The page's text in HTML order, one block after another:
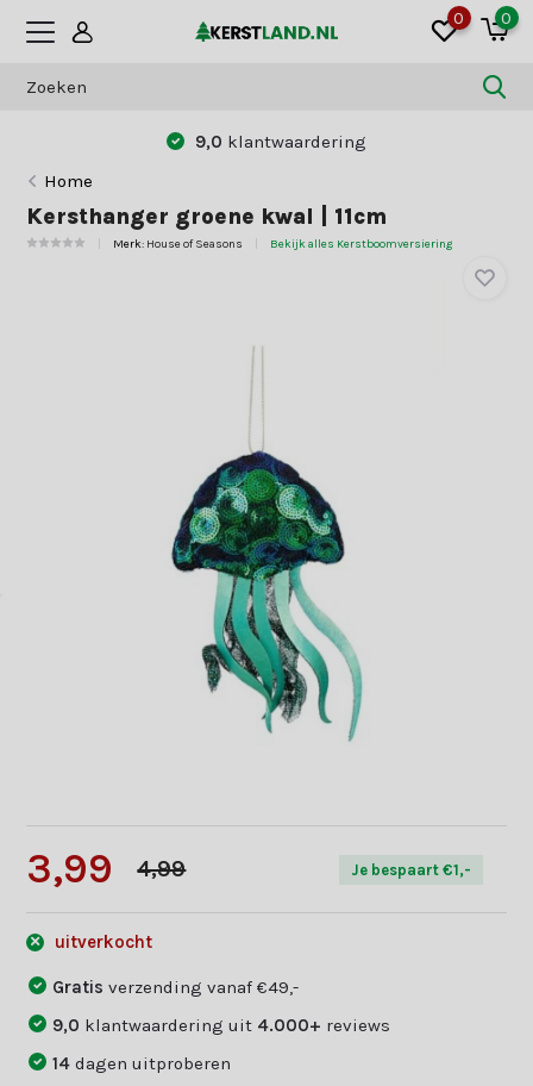
0 0
9,0 klantwaardering
Home
Kersthanger groene kwal | 11cm
Merk: House of Seasons Bekijk alles Kerstboomversiering
3,99 4,99 Je bespaart €1,-
uitverkocht
Gratisverzending vanaf €49,-
9,0 klantwaardering uit 4.000+ reviews
14dagen uitproberen